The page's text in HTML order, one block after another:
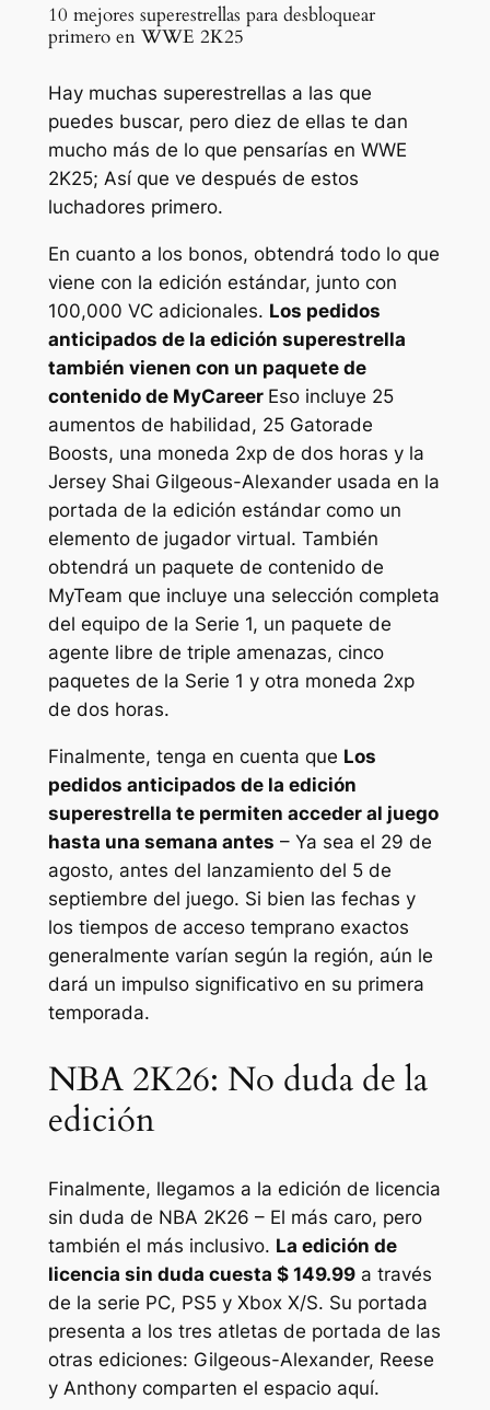
10 mejores superestrellas para desbloquear
primero en WWE 2K25
Hay muchas superestrellas a las que
puedes buscar, pero diez de ellas te dan
mucho más de lo que pensarías en WWE
2K25; Así que ve después de estos
luchadores primero.
En cuanto a los bonos, obtendrá todo lo que
viene con la edición estándar, junto con
100,000 VC adicionales. Los pedidos
anticipados de la edición superestrella
también vienen con un paquete de
contenido de MyCareer Eso incluye 25
aumentos de habilidad, 25 Gatorade
Boosts, una moneda 2xp de dos horas y la
Jersey Shai Gilgeous-Alexander usada en la
portada de la edición estándar como un
elemento de jugador virtual. También
obtendrá un paquete de contenido de
MyTeam que incluye una selección completa
del equipo de la Serie 1, un paquete de
agente libre de triple amenazas, cinco
paquetes de la Serie 1 y otra moneda 2xp
de dos horas.
Finalmente, tenga en cuenta que Los
pedidos anticipados de la edición
superestrella te permiten acceder al juego
hasta una semana antes – Ya sea el 29 de
agosto, antes del lanzamiento del 5 de
septiembre del juego. Si bien las fechas y
los tiempos de acceso temprano exactos
generalmente varían según la región, aún le
dará un impulso significativo en su primera
temporada.
NBA 2K26: No duda de la
edición
Finalmente, llegamos a la edición de licencia
sin duda de NBA 2K26 – El más caro, pero
también el más inclusivo. La edición de
licencia sin duda cuesta $ 149.99a través
de la serie PC, PS5 y Xbox X/S. Su portada
presenta a los tres atletas de portada de las
otras ediciones: Gilgeous-Alexander, Reese
y Anthony comparten el espacio aquí.